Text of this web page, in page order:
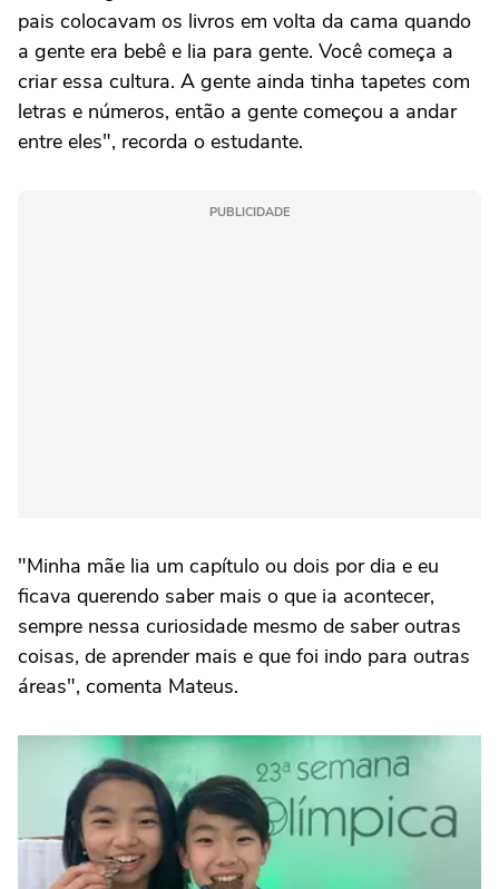
pais colocavam os livros em volta da cama quando
a gente era bebê e lia para gente. Você começa a
criar essa cultura. A gente ainda tinha tapetes com
letras e números, então a gente começou a andar
entre eles", recorda o estudante.
PUBLICIDADE
"Minha mãe lia um capítulo ou dois por dia e eu
ficava querendo saber mais o que ia acontecer,
sempre nessa curiosidade mesmo de saber outras
coisas, de aprender mais e que foi indo para outras
áreas", comenta Mateus.